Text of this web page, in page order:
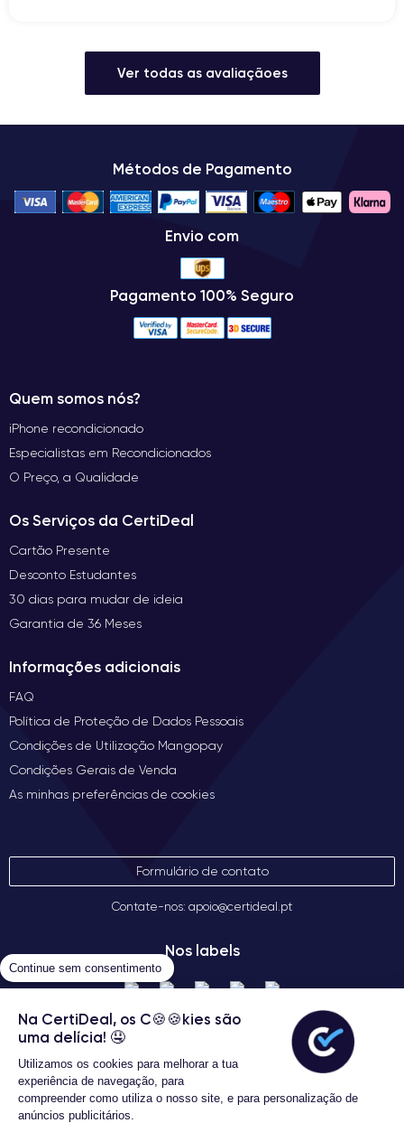
Ver todas as avaliaçãoes
Métodos de Pagamento
Envio com
Pagamento 100% Seguro
Quem somos nós?
iPhone recondicionado
Especialistas em Recondicionados
O Preço, a Qualidade
Os Serviços da CertiDeal
Cartão Presente
Desconto Estudantes
30 dias para mudar de ideia
Garantia de 36 Meses
Informações adicionais
FAQ
Política de Proteção de Dados Pessoais
Condições de Utilização Mangopay
Condições Gerais de Venda
As minhas preferências de cookies
Formulário de contato
Contate-nos: apoio@certideal.pt
Nos labels
Continue sem consentimento
Na CertiDeal, os C🍪🍪kies são
uma delícia! 🤤
Utilizamos os cookies para melhorar a tua
experiência de navegação, para
compreender como utiliza o nosso site, e para personalização de
anúncios publicitários.